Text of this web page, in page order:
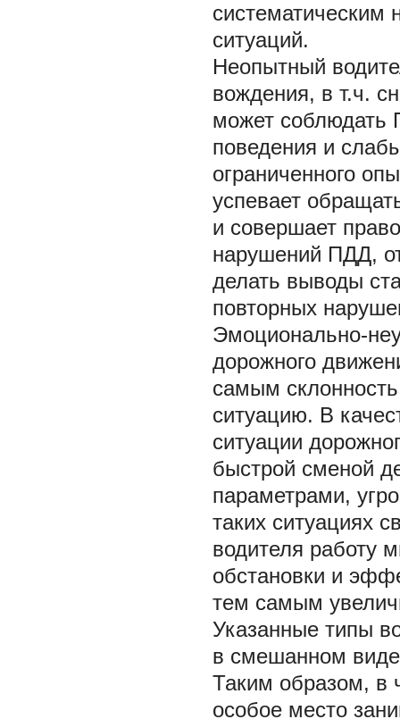
ситуаций.
Неопытный
вождения, в т.ч.
может соблюдать
поведения и
ограниченного
успевает
и совершает
нарушений ПДД,
делать выводы
повторных
Эмоционально-
дорожного
самым
ситуацию. В
ситуации
быстрой сменой
параметрами,
таких ситуациях
водителя работу
обстановки и
тем самым
Указанные типы
в смешанном
Таким образом, в
особое место